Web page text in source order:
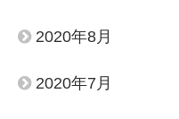
2020年8月
2020年7月